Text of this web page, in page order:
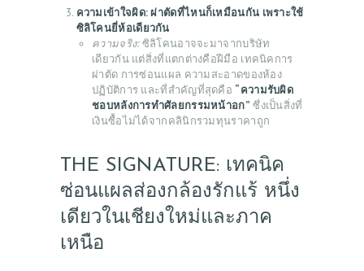
ความเข้าใจผิด: ผ่าตัดที่ไหนก็เหมือนกัน เพราะใช้
ซิลิโคนยี่ห้อเดียวกัน
ความจริง:ซิลิโคนอาจจะมาจากบริษัท
เดียวกัน แต่สิ่งที่แตกต่างคือฝีมือ เทคนิคการ
ผ่าตัด การซ่อนแผล ความสะอาดของห้อง
ปฏิบัติการ และที่สำคัญที่สุดคือ “ความรับผิด
ชอบหลังการทำศัลยกรรมหน้าอก” ซึ่งเป็นสิ่งที่
เงินซื้อไม่ได้จากคลินิกรวมทุนราคาถูก
THE SIGNATURE: เทคนิค
ซ่อนแผลส่องกล้องรักแร้ หนึ่ง
เดียวในเชียงใหม่และภาค
เหนือ